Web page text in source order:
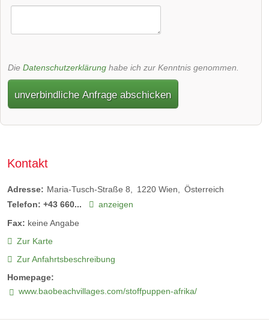
Die Datenschutzerklärung habe ich zur Kenntnis genommen.
unverbindliche Anfrage abschicken
Kontakt
Adresse: Maria-Tusch-Straße 8 1220 Wien
Österreich
Telefon: +43 660...
anzeigen
Fax: keine Angabe
Zur Karte
Zur Anfahrtsbeschreibung
Homepage:
www.baobeachvillages.com/stoffpuppen-afrika/